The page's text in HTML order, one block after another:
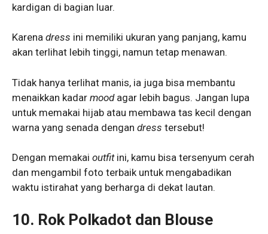
kardigan di bagian luar.
Karena dress ini memiliki ukuran yang panjang, kamu
akan terlihat lebih tinggi, namun tetap menawan.
Tidak hanya terlihat manis, ia juga bisa membantu
menaikkan kadar moodagar lebih bagus. Jangan lupa
untuk memakai hijab atau membawa tas kecil dengan
warna yang senada dengan dress tersebut!
Dengan memakai outfitini, kamu bisa tersenyum cerah
dan mengambil foto terbaik untuk mengabadikan
waktu istirahat yang berharga di dekat lautan.
10. Rok Polkadot dan Blouse